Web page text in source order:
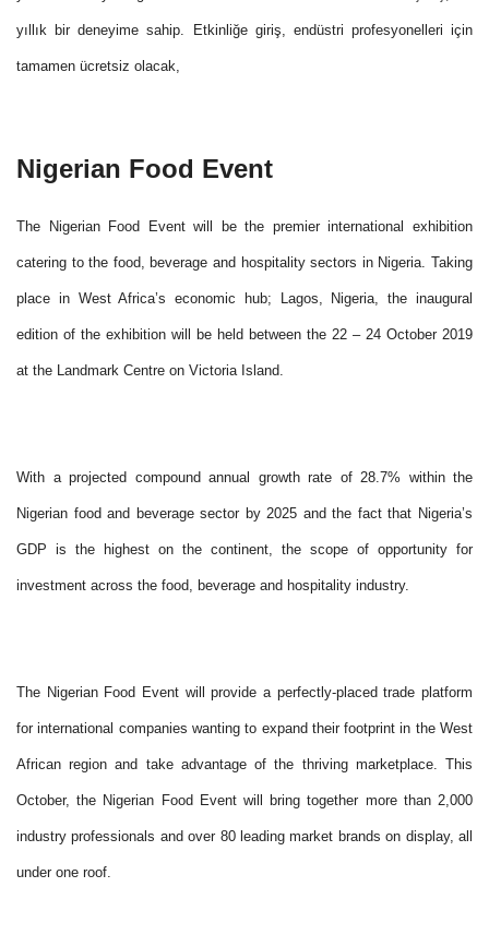
yıllık bir deneyime sahip. Etkinliğe giriş, endüstri profesyonelleri için
tamamen ücretsiz olacak,
Nigerian Food Event
The Nigerian Food Event will be the premier international exhibition
catering to the food, beverage and hospitality sectors in Nigeria. Taking
place in West Africa’s economic hub; Lagos, Nigeria, the inaugural
edition of the exhibition will be held between the 22 – 24 October 2019
at the Landmark Centre on Victoria Island.
With a projected compound annual growth rate of 28.7% within the
Nigerian food and beverage sector by 2025 and the fact that Nigeria’s
GDP is the highest on the continent, the scope of opportunity for
investment across the food, beverage and hospitality industry.
The Nigerian Food Event will provide a perfectly-placed trade platform
for international companies wanting to expand their footprint in the West
African region and take advantage of the thriving marketplace. This
October, the Nigerian Food Event will bring together more than 2,000
industry professionals and over 80 leading market brands on display, all
under one roof.